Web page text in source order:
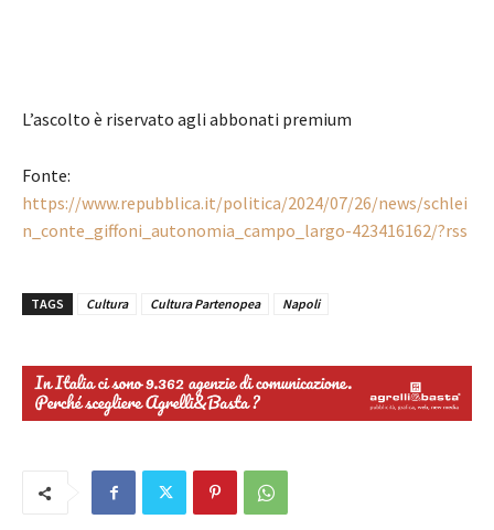
L’ascolto è riservato agli abbonati premium
Fonte:
https://www.repubblica.it/politica/2024/07/26/news/schlei
n_conte_giffoni_autonomia_campo_largo-423416162/?rss
TAGS Cultura Cultura Partenopea Napoli